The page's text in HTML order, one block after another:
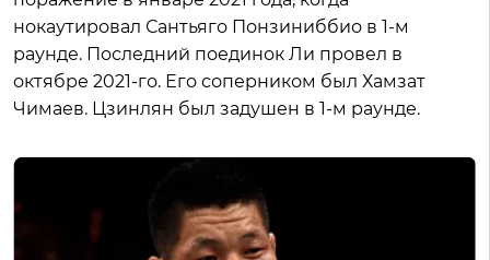
нокаутировал Сантьяго Понзиниббио в 1-м
раунде. Последний поединок Ли провел в
октябре 2021-го. Его соперником был Хамзат
Чимаев. Цзинлян был задушен в 1-м раунде.